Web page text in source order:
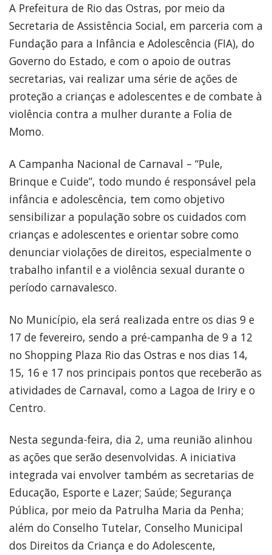
A Prefeitura de Rio das Ostras, por meio da
Secretaria de Assistência Social, em parceria com a
Fundação para a Infância e Adolescência (FIA), do
Governo do Estado, e com o apoio de outras
secretarias, vai realizar uma série de ações de
proteção a crianças e adolescentes e de combate à
violência contra a mulher durante a Folia de
Momo.
A Campanha Nacional de Carnaval – “Pule,
Brinque e Cuide”, todo mundo é responsável pela
infância e adolescência, tem como objetivo
sensibilizar a população sobre os cuidados com
crianças e adolescentes e orientar sobre como
denunciar violações de direitos, especialmente o
trabalho infantil e a violência sexual durante o
período carnavalesco.
No Município, ela será realizada entre os dias 9 e
17 de fevereiro, sendo a pré-campanha de 9 a 12
no Shopping Plaza Rio das Ostras e nos dias 14,
15, 16 e 17 nos principais pontos que receberão as
atividades de Carnaval, como a Lagoa de Iriry e o
Centro.
Nesta segunda-feira, dia 2, uma reunião alinhou
as ações que serão desenvolvidas. A iniciativa
integrada vai envolver também as secretarias de
Educação, Esporte e Lazer; Saúde; Segurança
Pública, por meio da Patrulha Maria da Penha;
além do Conselho Tutelar, Conselho Municipal
dos Direitos da Criança e do Adolescente,